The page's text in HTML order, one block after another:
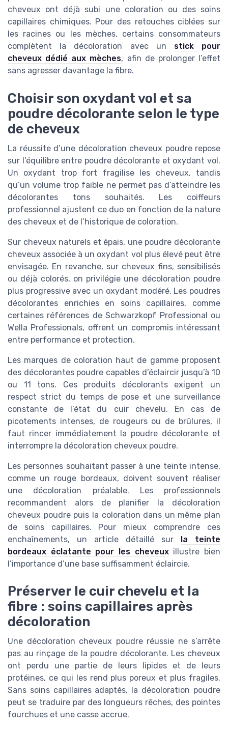
cheveux ont déjà subi une coloration ou des soins
capillaires chimiques. Pour des retouches ciblées sur
les racines ou les mèches, certains consommateurs
complètent la décoloration avec un stick pour
cheveux dédié aux mèches, afin de prolonger l’effet
sans agresser davantage la fibre.
Choisir son oxydant vol et sa
poudre décolorante selon le type
de cheveux
La réussite d’une décoloration cheveux poudre repose
sur l’équilibre entre poudre décolorante et oxydant vol.
Un oxydant trop fort fragilise les cheveux, tandis
qu’un volume trop faible ne permet pas d’atteindre les
décolorantes tons souhaités. Les coiffeurs
professionnel ajustent ce duo en fonction de la nature
des cheveux et de l’historique de coloration.
Sur cheveux naturels et épais, une poudre décolorante
cheveux associée à un oxydant vol plus élevé peut être
envisagée. En revanche, sur cheveux fins, sensibilisés
ou déjà colorés, on privilégie une décoloration poudre
plus progressive avec un oxydant modéré. Les poudres
décolorantes enrichies en soins capillaires, comme
certaines références de Schwarzkopf Professional ou
Wella Professionals, offrent un compromis intéressant
entre performance et protection.
Les marques de coloration haut de gamme proposent
des décolorantes poudre capables d’éclaircir jusqu’à 10
ou 11 tons. Ces produits décolorants exigent un
respect strict du temps de pose et une surveillance
constante de l’état du cuir chevelu. En cas de
picotements intenses, de rougeurs ou de brûlures, il
faut rincer immédiatement la poudre décolorante et
interrompre la décoloration cheveux poudre.
Les personnes souhaitant passer à une teinte intense,
comme un rouge bordeaux, doivent souvent réaliser
une décoloration préalable. Les professionnels
recommandent alors de planifier la décoloration
cheveux poudre puis la coloration dans un même plan
de soins capillaires. Pour mieux comprendre ces
enchaînements, un article détaillé sur la teinte
bordeaux éclatante pour les cheveuxillustre bien
l’importance d’une base suffisamment éclaircie.
Préserver le cuir chevelu et la
fibre : soins capillaires après
décoloration
Une décoloration cheveux poudre réussie ne s’arrête
pas au rinçage de la poudre décolorante. Les cheveux
ont perdu une partie de leurs lipides et de leurs
protéines, ce qui les rend plus poreux et plus fragiles.
Sans soins capillaires adaptés, la décoloration poudre
peut se traduire par des longueurs rêches, des pointes
fourchues et une casse accrue.